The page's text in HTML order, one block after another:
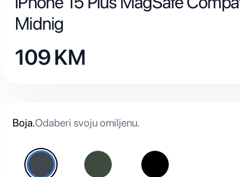
Midnig
109KM
Boja.Odaberi svoju omiljenu.